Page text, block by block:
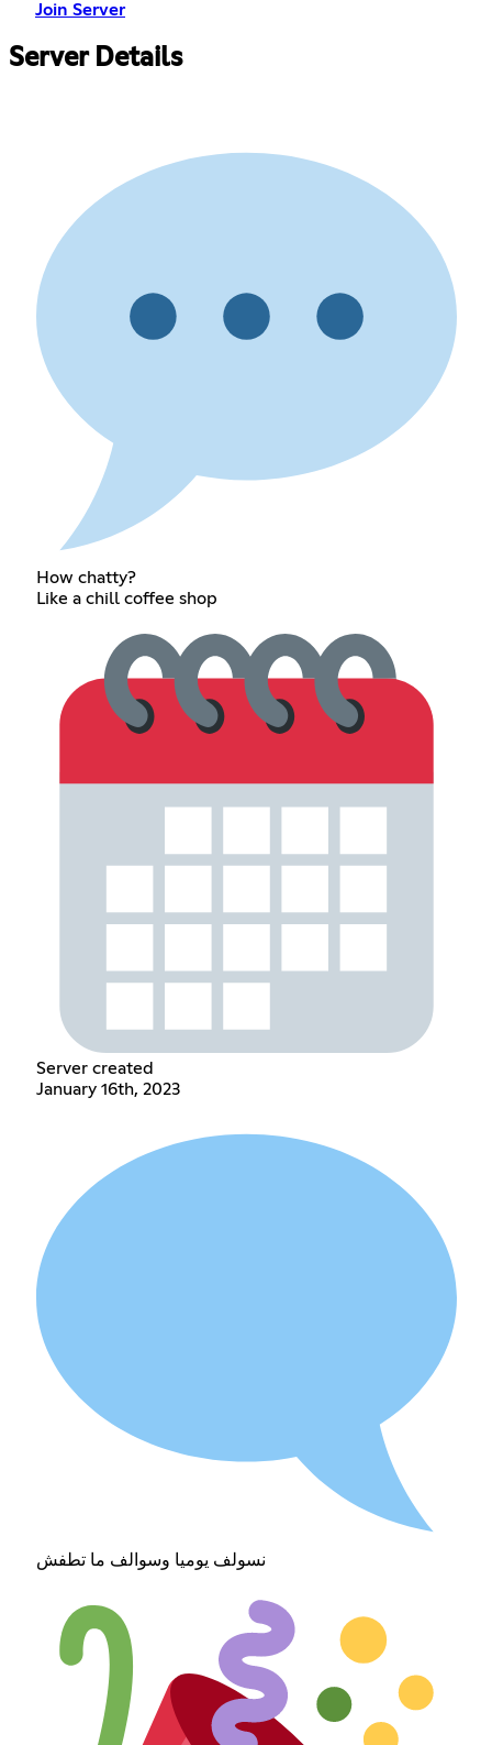
Join Server
Server Details
How chatty?
Like a chill coffee shop
Server created
January 16th, 2023
نسولف يوميا وسوالف ما تطفش